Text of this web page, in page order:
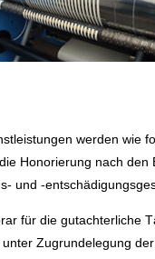
werden wie
Honorierung nach den
und -
für die gutachterliche
Zugrundelegung